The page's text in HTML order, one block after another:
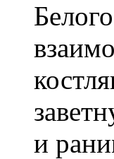
и